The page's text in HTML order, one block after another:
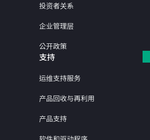
投资者关系
企业管理层
公开政策
支持
运维支持服务
产品回收与再利用
产品支持